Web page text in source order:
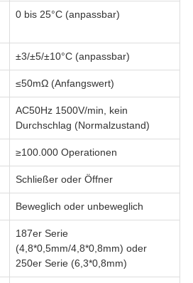
0 bis 25°C (anpassbar)
±3/±5/±10°C (anpassbar)
≤50mΩ (Anfangswert)
AC50Hz 1500V/min, kein
Durchschlag (Normalzustand)
≥100.000 Operationen
Schließer oder Öffner
Beweglich oder unbeweglich
187er Serie
(4,8*0,5mm/4,8*0,8mm) oder
250er Serie (6,3*0,8mm)